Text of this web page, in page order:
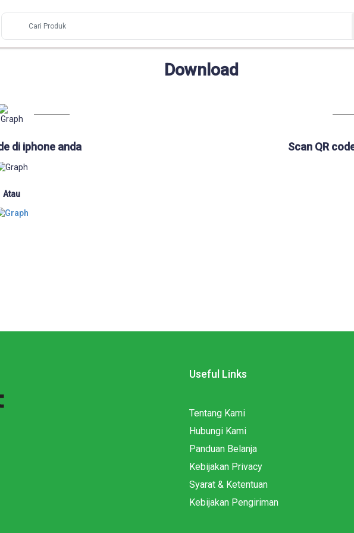
Download
di iphone anda
Atau
Scan QR
Useful Links
Tentang Kami
Hubungi Kami
Panduan Belanja
Kebijakan Privacy
Syarat & Ketentuan
Kebijakan Pengiriman